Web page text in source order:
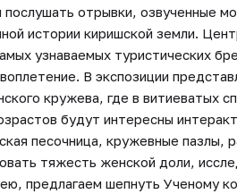
послушать отрывки, озвученные
истории киришской земли.
узнаваемых туристических
В экспозиции
кружева, где в витиеватых
будут интересны
песочница, кружевные пазлы,
тяжесть женской доли,
предлагаем шепнуть Ученому